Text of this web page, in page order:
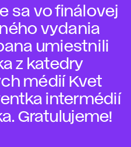
sa vo finálovej
vydania
umiestnili
z katedry
médií Kvet
intermédií
Gratulujeme!